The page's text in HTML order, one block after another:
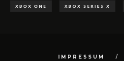
XBOX ONE XBOX SERIES X
IMPRESSUM